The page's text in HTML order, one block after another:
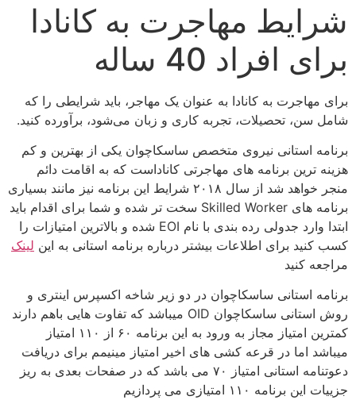
شرایط مهاجرت به کانادا
برای افراد 40 ساله
برای مهاجرت به کانادا به عنوان یک مهاجر، باید شرایطی را که
شامل سن، تحصیلات، تجربه کاری و زبان می‌شود، برآورده کنید.
برنامه استانی نیروی متخصص ساسکاچوان یکی از بهترین و کم
هزینه ترین برنامه های مهاجرتی کاناداست که به اقامت دائم
منجر خواهد شد از سال ۲۰۱۸ شرایط این برنامه نیز مانند بسیاری
برنامه های Skilled Worker سخت تر شده و شما برای اقدام باید
ابتدا وارد جدولی رده بندی با نام EOI شده و بالاترین امتیازات را
کسب کنید برای اطلاعات بیشتر درباره برنامه استانی به این لینک
مراجعه کنید
برنامه استانی ساسکاچوان در دو زیر شاخه اکسپرس اینتری و
روش استانی ساسکاچوان OID میباشد که تفاوت هایی باهم دارند
کمترین امتیاز مجاز به ورود به این برنامه ۶۰ از ۱۱۰ امتیاز
میباشد اما در قرعه کشی های اخیر امتیاز مینیمم برای دریافت
دعوتنامه استانی امتیاز ۷۰ می باشد که در صفحات بعدی به ریز
جزییات این برنامه ۱۱۰ امتیازی می پردازیم